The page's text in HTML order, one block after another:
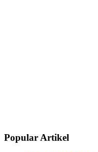
Popular Artikel